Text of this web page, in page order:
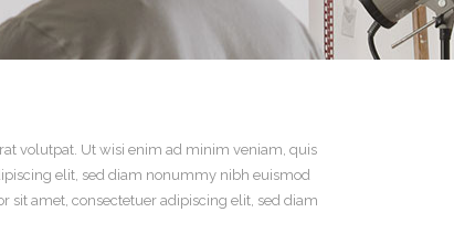
volutpat. Ut wisi enim ad minim veniam, quis
elit, sed diam nonummy nibh euismod
amet, consectetuer adipiscing elit, sed diam